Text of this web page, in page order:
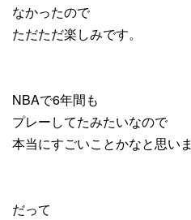
なかったので
ただただ楽しみです。
NBAで6年間も
プレーしてたみたいなので
本当にすごいことかなと思いま
だって